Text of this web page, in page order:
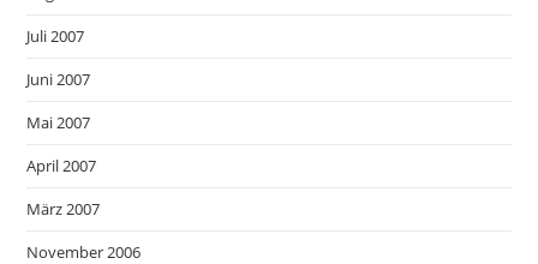
Juli 2007
Juni 2007
Mai 2007
April 2007
März 2007
November 2006